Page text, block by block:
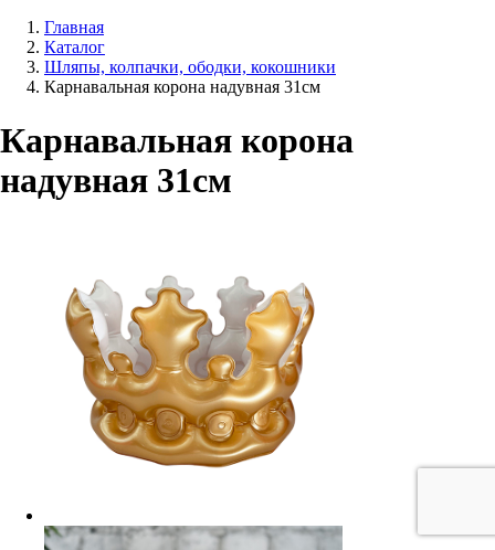
Главная
Каталог
Шляпы, колпачки, ободки, кокошники
Карнавальная корона надувная 31см
Карнавальная корона
надувная 31см